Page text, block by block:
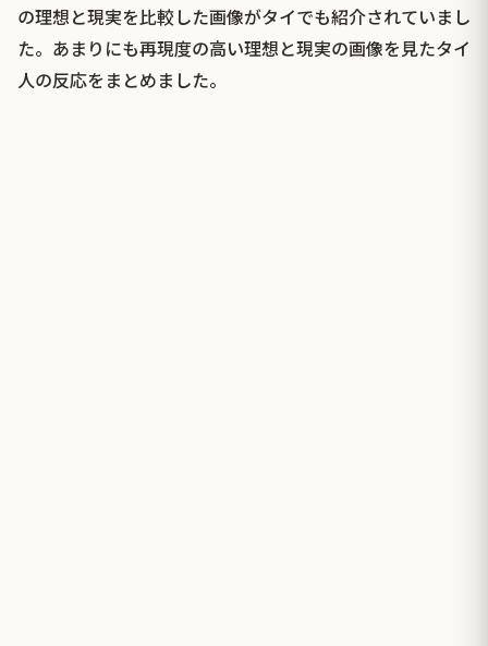
の理想と現実を比較した画像がタイでも紹介されていまし
た。あまりにも再現度の高い理想と現実の画像を見たタイ
人の反応をまとめました。